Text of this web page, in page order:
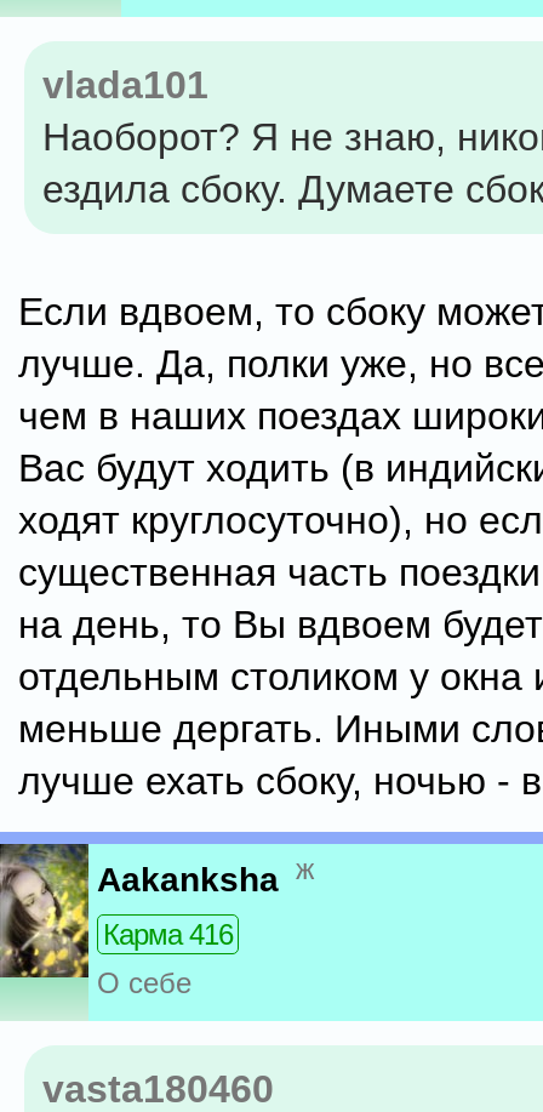
vlada101
Наоборот? Я не знаю,
ездила сбоку. Думаете
Если вдвоем, то сбоку
лучше. Да, полки уже, но
чем в наших поездах
Вас будут ходить (в
ходят круглосуточно), но
существенная часть
на день, то Вы вдвоем
отдельным столиком у окна
меньше дергать. Иными
лучше ехать сбоку, ночью -
Aakanksha ж
Карма 416
О себе
vasta180460